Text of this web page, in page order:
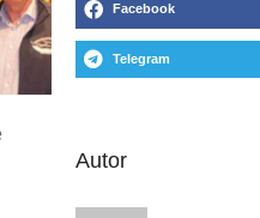
Facebook
Telegram
Autor